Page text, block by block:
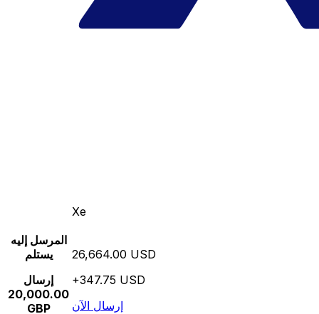
Xe
المرسل إليه
يستلم
إرسال
20,000.00
GBP
26,664.00 USD
+347.75 USD
إرسال الآن